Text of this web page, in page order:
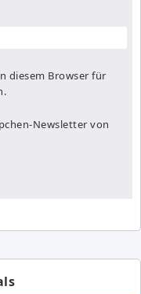
diesem Browser für
Newsletter von